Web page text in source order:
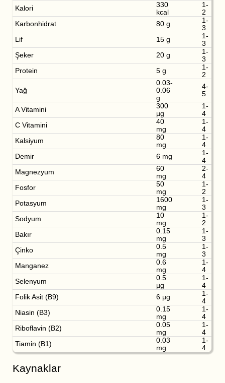
Kalori
330
kcal
1-
2
Karbonhidrat
80 g
1-
3
Lif
15 g
1-
3
Şeker
20 g
1-
3
Protein
5 g
1-
2
Yağ
0.03-
0.06
g
4-
5
A Vitamini
300
µg
1-
4
C Vitamini
40
mg
1-
4
Kalsiyum
80
mg
1-
4
Demir
6 mg
1-
4
Magnezyum
60
mg
2-
4
Fosfor
50
mg
1-
2
Potasyum
1600
mg
1-
3
Sodyum
10
mg
1-
2
Bakır
0.15
mg
1-
3
Çinko
0.5
mg
1-
3
Manganez
0.6
mg
1-
4
Selenyum
0.5
µg
1-
4
Folik Asit (B9)
6 µg
1-
4
Niasin (B3)
0.15
mg
1-
4
Riboflavin (B2)
0.05
mg
1-
4
Tiamin (B1)
0.03
mg
1-
4
Kaynaklar